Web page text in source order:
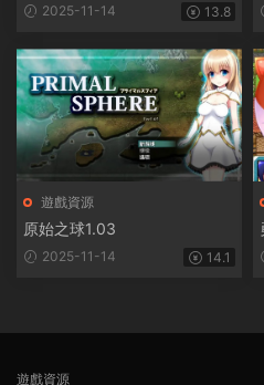
2025-11-14 13.8
遊戲資源
原始之球1.03
2025-11-14 14.1
遊戲資源